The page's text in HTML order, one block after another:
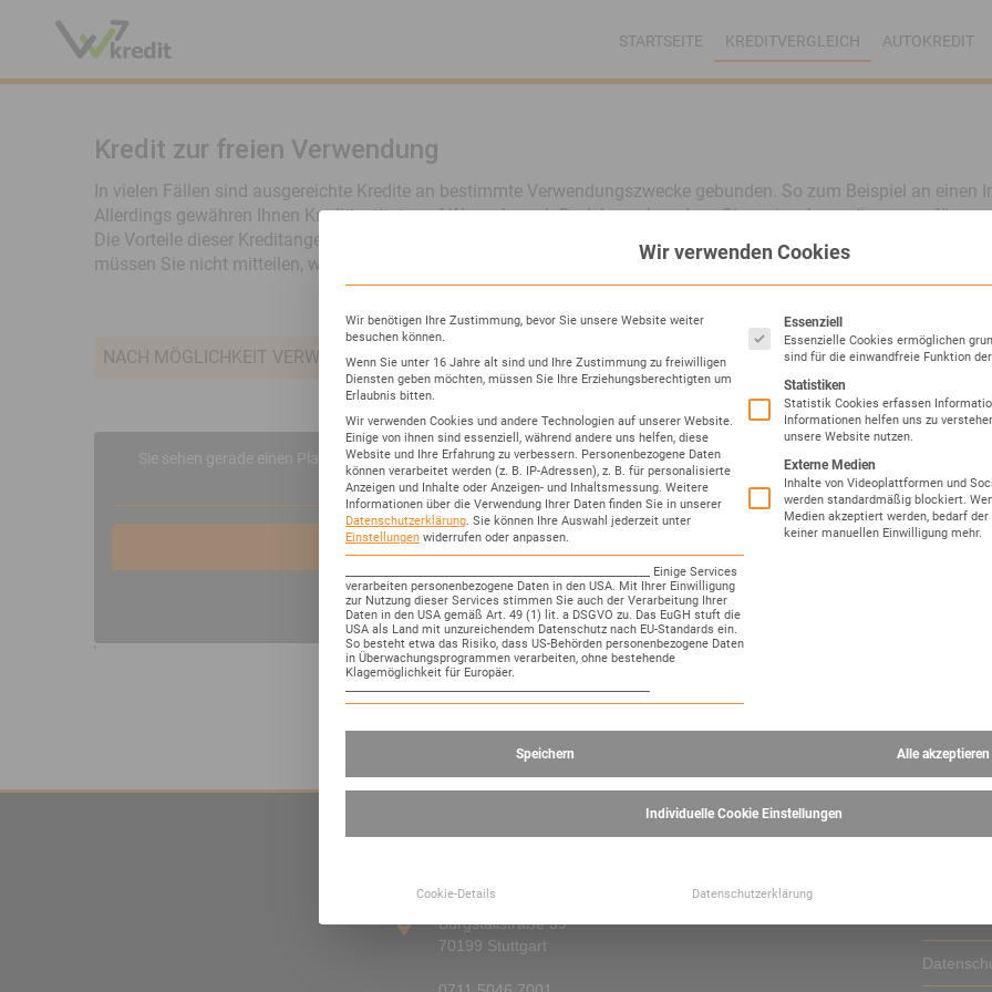
STARTSEITE KREDITVERGLEICH AUTOKREDIT
Kredit zur freien Verwendung
In vielen Fällen sind ausgereichte Kredite an bestimmte Verwendungszwecke gebunden. So zum Beispiel an einen
Allerdings gewähren Ihnen Kreditinstitute auf Wunsch auch Darlehen, ohne dass Sie preisgeben müssen, wofür
Die Vorteile dieser Kreditangebote liegen auf der Hand. Als Kreditnehmer sind Sie dabei völlig ungebunden, was
müssen Sie nicht mitteilen, was genau Sie mit dem Geld planen. Auch das ist Ihnen als Kreditnehmer womöglich
NACH MÖGLICHKEIT VERWENDUNGSZWECK PREISGEBEN
Sie sehen gerade einen Platzhalterinhalt von www.smava.de. Um auf den eigentlichen Inhalt zuzugreifen, klicken Sie auf den
Drittanbieter weitergegeben werden.
Weitere Informationen
W7 Consulting GmbH
Burgstallstraße 39
70199 Stuttgart
Wir verwenden Cookies
Wir benötigen Ihre Zustimmung, bevor Sie unsere Website weiter
besuchen können.
Wenn Sie unter 16 Jahre alt sind und Ihre Zustimmung zu freiwilligen
Diensten geben möchten, müssen Sie Ihre Erziehungsberechtigten um
Erlaubnis bitten.
Wir verwenden Cookies und andere Technologien auf unserer Website.
Einige von ihnen sind essenziell, während andere uns helfen, diese
Website und Ihre Erfahrung zu verbessern. Personenbezogene Daten
können verarbeitet werden (z. B. IP-Adressen), z. B. für personalisierte
Anzeigen und Inhalte oder Anzeigen- und Inhaltsmessung. Weitere
Informationen über die Verwendung Ihrer Daten finden Sie in unserer
Datenschutzerklärung Sie können Ihre Auswahl jederzeit unter
Einstellungen widerrufen oder anpassen.
_______________________________________________________ Einige Services
verarbeiten personenbezogene Daten in den USA. Mit Ihrer Einwilligung
zur Nutzung dieser Services stimmen Sie auch der Verarbeitung Ihrer
Daten in den USA gemäß Art. 49 (1) lit. a DSGVO zu. Das EuGH stuft die
USA als Land mit unzureichendem Datenschutz nach EU-Standards ein.
So besteht etwa das Risiko, dass US-Behörden personenbezogene Daten
in Überwachungsprogrammen verarbeiten, ohne bestehende
Klagemöglichkeit für Europäer.
Es folgt eine Liste der
Essenziell
Essenzielle Cookies ermöglichen
sind für die einwandfreie Funktion
Statistiken
Statistik Cookies erfassen
Informationen helfen uns zu
unsere Website nutzen.
Externe Medien
Inhalte von Videoplattformen und
werden standardmäßig blockiert.
Medien akzeptiert werden, bedarf
keiner manuellen Einwilligung mehr.
Speichern Alle akzeptieren
Individuelle Cookie Einstellungen
Cookie-Details Datenschutzerklärung